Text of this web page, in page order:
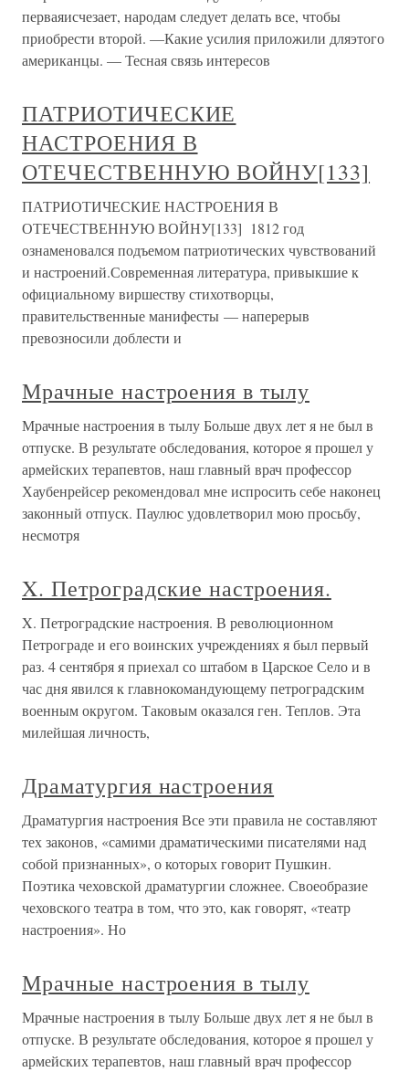
перваяисчезает, народам следует делать все, чтобы
приобрести второй. —Какие усилия приложили дляэтого
американцы. — Тесная связь интересов
ПАТРИОТИЧЕСКИЕ
НАСТРОЕНИЯ В
ОТЕЧЕСТВЕННУЮ ВОЙНУ[133]
ПАТРИОТИЧЕСКИЕ НАСТРОЕНИЯ В
ОТЕЧЕСТВЕННУЮ ВОЙНУ[133] 1812 год
ознаменовался подъемом патриотических чувствований
и настроений.Современная литература, привыкшие к
официальному виршеству стихотворцы,
правительственные манифесты — наперерыв
превозносили доблести и
Мрачные настроения в тылу
Мрачные настроения в тылу Больше двух лет я не был в
отпуске. В результате обследования, которое я прошел у
армейских терапевтов, наш главный врач профессор
Хаубенрейсер рекомендовал мне испросить себе наконец
законный отпуск. Паулюс удовлетворил мою просьбу,
несмотря
X. Петроградские настроения.
X. Петроградские настроения. В революционном
Петрограде и его воинских учреждениях я был первый
раз. 4 сентября я приехал со штабом в Царское Село и в
час дня явился к главнокомандующему петроградским
военным округом. Таковым оказался ген. Теплов. Эта
милейшая личность,
Драматургия настроения
Драматургия настроения Все эти правила не составляют
тех законов, «самими драматическими писателями над
собой признанных», о которых говорит Пушкин.
Поэтика чеховской драматургии сложнее. Своеобразие
чеховского театра в том, что это, как говорят, «театр
настроения». Но
Мрачные настроения в тылу
Мрачные настроения в тылу Больше двух лет я не был в
отпуске. В результате обследования, которое я прошел у
армейских терапевтов, наш главный врач профессор